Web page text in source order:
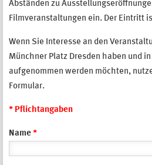
Abständen zu
Filmveranstaltungen ein. Der Eintritt
Wenn Sie Interesse an den
Münchner Platz Dresden haben und
aufgenommen werden möchten,
Formular.
* Pflichtangaben
Name *